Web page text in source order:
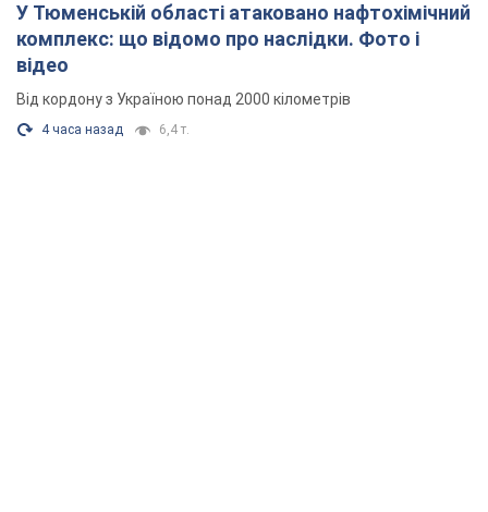
У Тюменській області атаковано нафтохімічний
комплекс: що відомо про наслідки. Фото і
відео
Від кордону з Україною понад 2000 кілометрів
4 часа назад 6,4 т.